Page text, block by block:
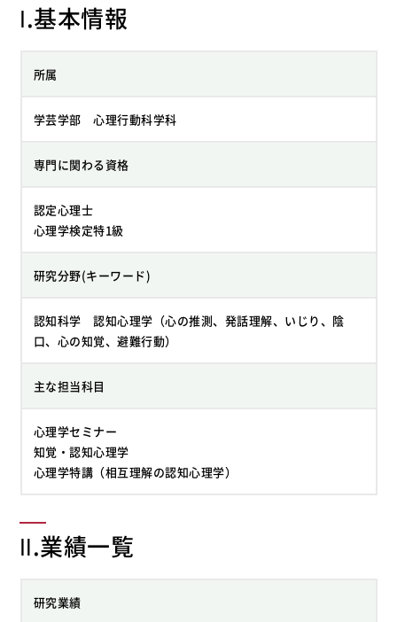
Ⅰ.基本情報
所属
学芸学部 心理行動科学科
専門に関わる資格
認定心理士
心理学検定特1級
研究分野(キーワード)
認知科学 認知心理学（心の推測、発話理解、いじり、陰
口、心の知覚、避難行動）
主な担当科目
心理学セミナー
知覚・認知心理学
心理学特講（相互理解の認知心理学）
Ⅱ.業績一覧
研究業績